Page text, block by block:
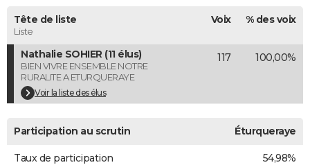
Dictionnaire
Biographies
Citations
Expressions
Proverbes
PROGRAMME TV
COPAINS D'AVANT
S'inscrire
Se connecter
Lycées
Collèges
Primaires
Universités
Entreprises
Service militaire
Avis de recherche
AVIS DE DÉCÈS
FORUM
Bricolage
Lifestyle
Culture
Sport
Auto
Television
Voyage
Cinema
Tête de liste
Liste
Voix % des voix
Nathalie SOHIER (11 élus)
BIEN VIVRE ENSEMBLE NOTRE
RURALITE A ETURQUERAYE
Voir la liste des élus
117 100,00%
Participation au scrutin Éturqueraye
Taux de participation 54,98%